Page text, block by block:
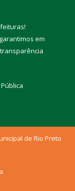
!
em
de Rio Preto